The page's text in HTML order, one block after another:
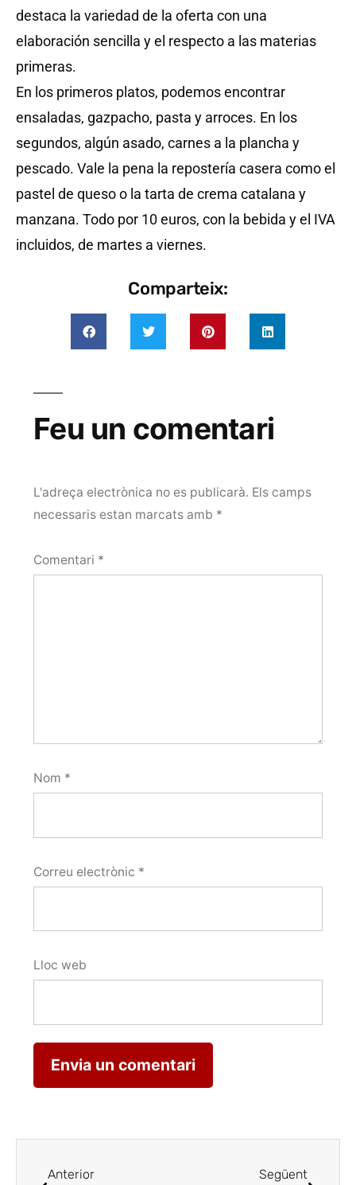
destaca la variedad de la oferta con una
elaboración sencilla y el respecto a las materias
primeras.
En los primeros platos, podemos encontrar
ensaladas, gazpacho, pasta y arroces. En los
segundos, algún asado, carnes a la plancha y
pescado. Vale la pena la repostería casera como el
pastel de queso o la tarta de crema catalana y
manzana. Todo por 10 euros, con la bebida y el IVA
incluidos, de martes a viernes.
Comparteix:
Feu un comentari
L'adreça electrònica no es publicarà. Els camps
necessaris estan marcats amb *
Comentari *
Nom *
Correu electrònic *
Lloc web
Anterior Següent